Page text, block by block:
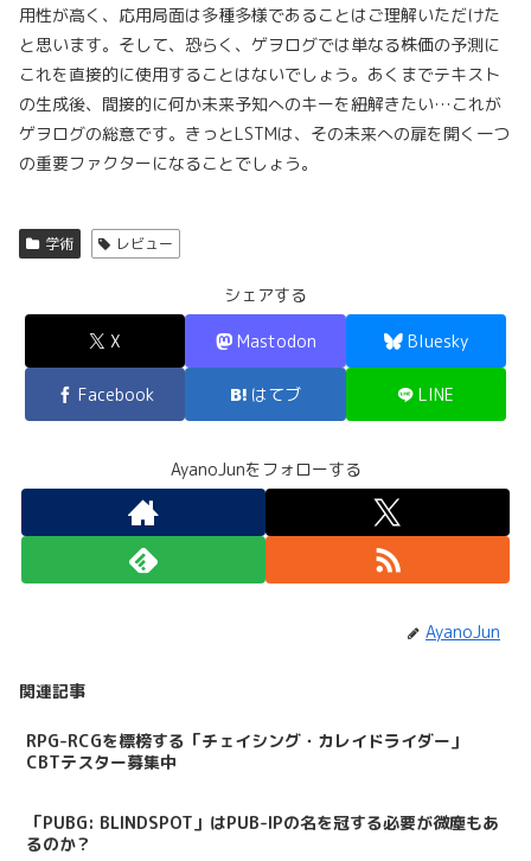
用性が高く、応用局面は多種多様であることはご理解いただけた
と思います。そして、恐らく、ゲヲログでは単なる株価の予測に
これを直接的に使用することはないでしょう。あくまでテキスト
の生成後、間接的に何か未来予知へのキーを紐解きたい…これが
ゲヲログの総意です。きっとLSTMは、その未来への扉を開く一つ
の重要ファクターになることでしょう。
学術 レビュー
シェアする
X Mastodon Bluesky
Facebook はてブ LINE
AyanoJunをフォローする
AyanoJun
関連記事
RPG-RCGを標榜する「チェイシング・カレイドライダー」
CBTテスター募集中
「PUBG: BLINDSPOT」はPUB-IPの名を冠する必要が微塵もあ
るのか？